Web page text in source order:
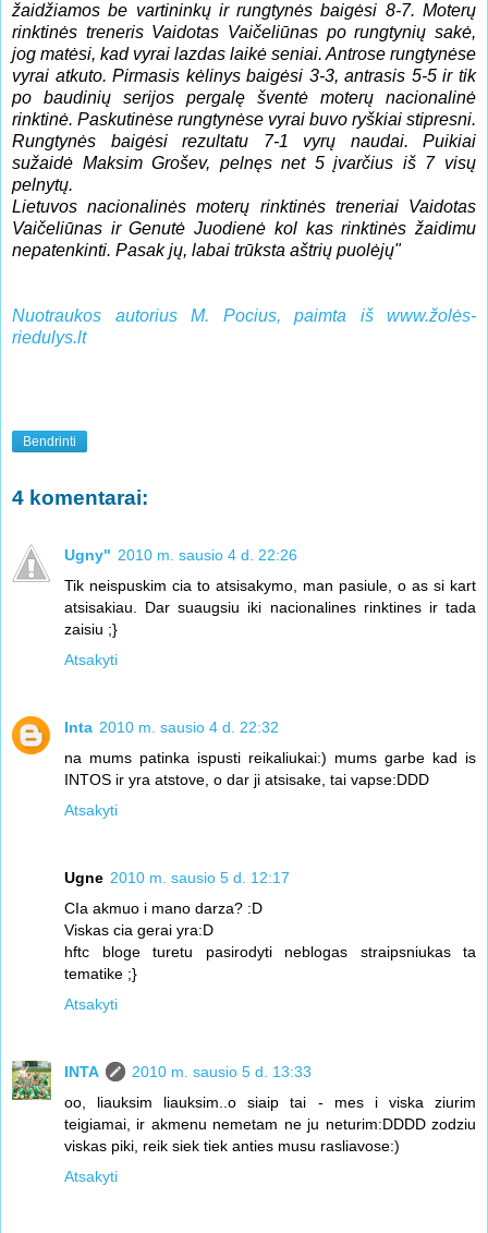
žaidžiamos be vartininkų ir rungtynės baigėsi 8-7. Moterų
rinktinės treneris Vaidotas Vaičeliūnas po rungtynių sakė,
jog matėsi, kad vyrai lazdas laikė seniai. Antrose rungtynėse
vyrai atkuto. Pirmasis kėlinys baigėsi 3-3, antrasis 5-5 ir tik
po baudinių serijos pergalę šventė moterų nacionalinė
rinktinė. Paskutinėse rungtynėse vyrai buvo ryškiai stipresni.
Rungtynės baigėsi rezultatu 7-1 vyrų naudai. Puikiai
sužaidė Maksim Grošev, pelnęs net 5 įvarčius iš 7 visų
pelnytų.
Lietuvos nacionalinės moterų rinktinės treneriai Vaidotas
Vaičeliūnas ir Genutė Juodienė kol kas rinktinės žaidimu
nepatenkinti. Pasak jų, labai trūksta aštrių puolėjų"
Nuotraukos autorius M. Pocius, paimta iš www.žolės-
riedulys.lt
Bendrinti
4 komentarai:
Ugny" 2010 m. sausio 4 d. 22:26
Tik neispuskim cia to atsisakymo, man pasiule, o as si kart
atsisakiau. Dar suaugsiu iki nacionalines rinktines ir tada
zaisiu ;}
Atsakyti
Inta 2010 m. sausio 4 d. 22:32
na mums patinka ispusti reikaliukai:) mums garbe kad is
INTOS ir yra atstove, o dar ji atsisake, tai vapse:DDD
Atsakyti
Ugne 2010 m. sausio 5 d. 12:17
CIa akmuo i mano darza? :D
Viskas cia gerai yra:D
hftc bloge turetu pasirodyti neblogas straipsniukas ta
tematike ;}
Atsakyti
INTA
2010 m. sausio 5 d. 13:33
оо, liauksim liauksim..o siaip tai - mes i viska ziurim
teigiamai, ir akmenu nemetam ne ju neturim:DDDD zodziu
viskas piki, reik siek tiek anties musu rasliavose:)
Atsakyti